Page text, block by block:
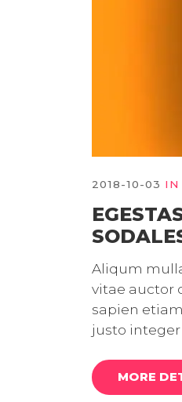
2018-10-03 IN
Aliqum
vitae auctor
sapien
justo integer
MORE